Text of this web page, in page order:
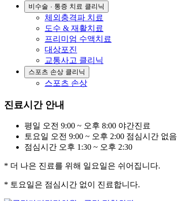
비수술 · 통증 치료 클리닉
체외충격파 치료
도수 & 재활치료
프리미엄 수액치료
대상포진
교통사고 클리닉
스포츠 손상 클리닉
스포츠 손상
진료시간 안내
평일 오전 9:00 ~ 오후 8:00 야간진료
토요일 오전 9:00 ~ 오후 2:00 점심시간 없음
점심시간 오후 1:30 ~ 오후 2:30
* 더 나은 진료를 위해 일요일은 쉬어집니다.
* 토요일은 점심시간 없이 진료합니다.